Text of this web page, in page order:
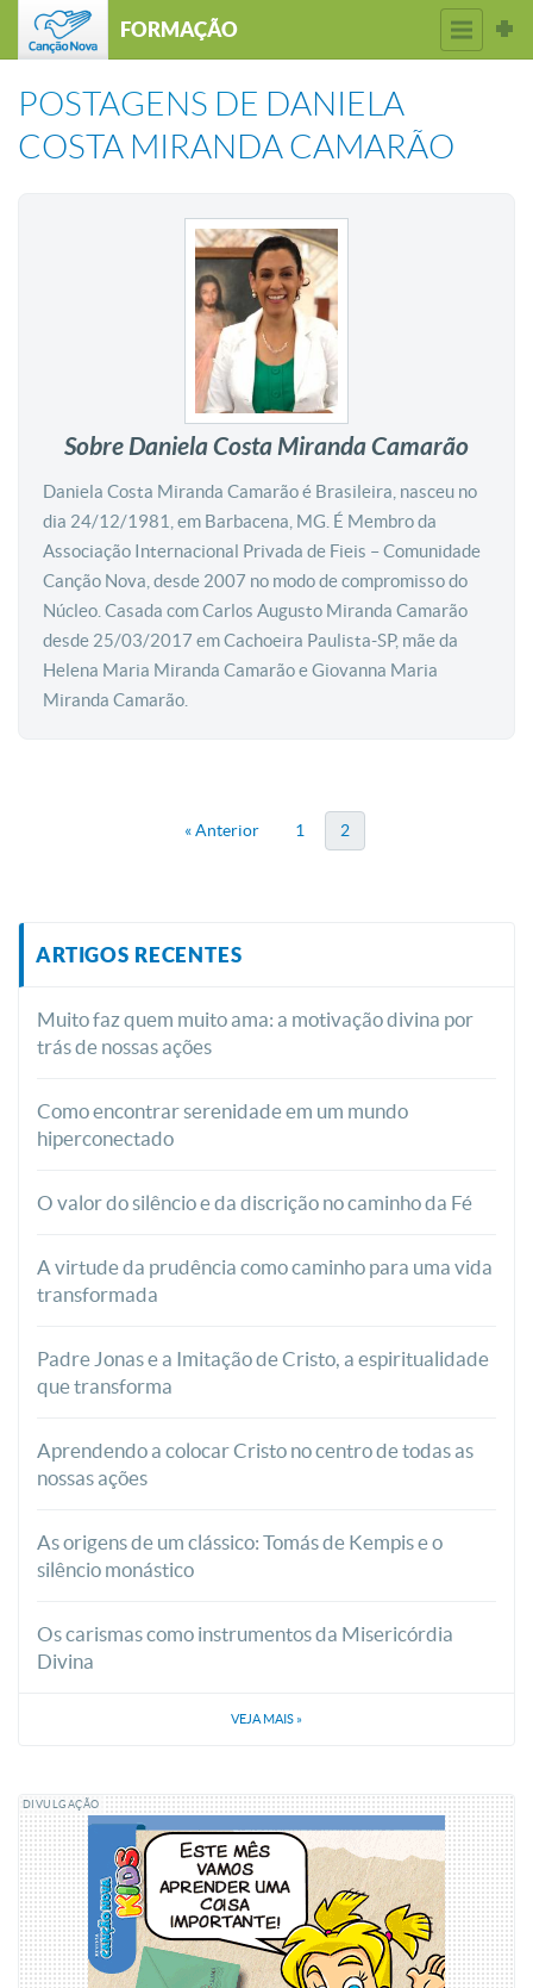
FORMAÇÃO
POSTAGENS DE DANIELA
COSTA MIRANDA CAMARÃO
Sobre Daniela Costa Miranda Camarão
Daniela Costa Miranda Camarão é Brasileira, nasceu no
dia 24/12/1981, em Barbacena, MG. É Membro da
Associação Internacional Privada de Fieis – Comunidade
Canção Nova, desde 2007 no modo de compromisso do
Núcleo. Casada com Carlos Augusto Miranda Camarão
desde 25/03/2017 em Cachoeira Paulista-SP, mãe da
Helena Maria Miranda Camarão e Giovanna Maria
Miranda Camarão.
« Anterior 1 2
ARTIGOS RECENTES
Muito faz quem muito ama: a motivação divina por
trás de nossas ações
Como encontrar serenidade em um mundo
hiperconectado
O valor do silêncio e da discrição no caminho da Fé
A virtude da prudência como caminho para uma vida
transformada
Padre Jonas e a Imitação de Cristo, a espiritualidade
que transforma
Aprendendo a colocar Cristo no centro de todas as
nossas ações
As origens de um clássico: Tomás de Kempis e o
silêncio monástico
Os carismas como instrumentos da Misericórdia
Divina
VEJA MAIS »
DIVULGAÇÃO